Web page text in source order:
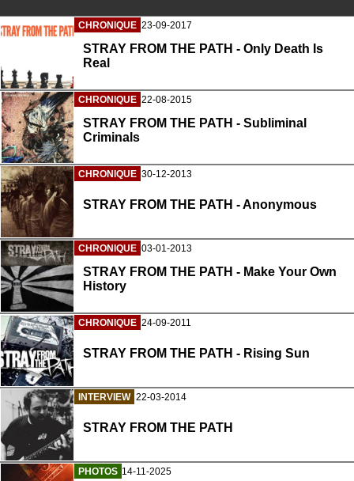
CHRONIQUE 23-09-2017
STRAY FROM THE PATH - Only Death Is
Real
CHRONIQUE 22-08-2015
STRAY FROM THE PATH - Subliminal
Criminals
CHRONIQUE 30-12-2013
STRAY FROM THE PATH - Anonymous
CHRONIQUE 03-01-2013
STRAY FROM THE PATH - Make Your Own
History
CHRONIQUE 24-09-2011
STRAY FROM THE PATH - Rising Sun
INTERVIEW 22-03-2014
STRAY FROM THE PATH
PHOTOS 14-11-2025